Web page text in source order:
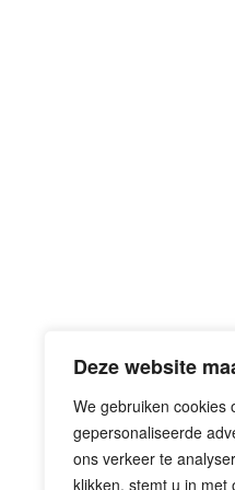
Deze website
We gebruiken cookies
gepersonaliseerde
ons verkeer te
klikken, stemt u in met